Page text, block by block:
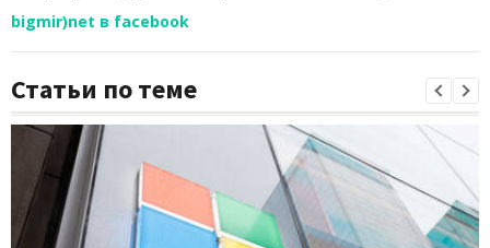
bigmir)net в facebook
Статьи по теме